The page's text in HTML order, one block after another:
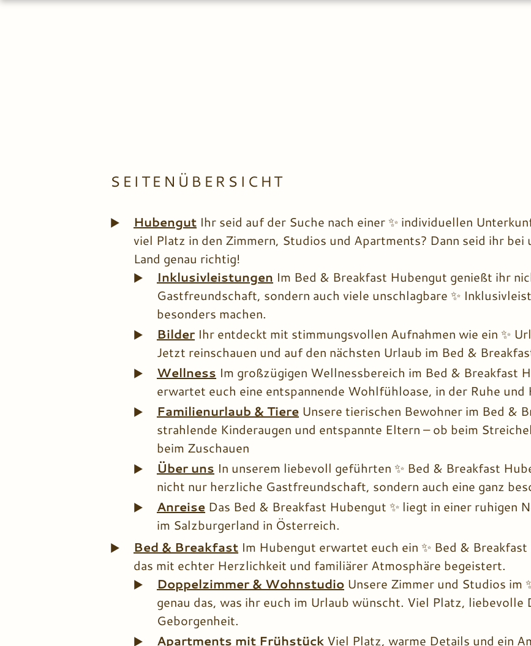
SEITENÜBERSICHT
Hubengut Ihr seid auf der Suche nach einer ✨ individuellen
viel Platz in den Zimmern, Studios und Apartments? Dann seid ihr bei
Land genau richtig!
Inklusivleistungen Im Bed & Breakfast Hubengut genießt ihr
Gastfreundschaft, sondern auch viele unschlagbare ✨
besonders machen.
Bilder Ihr entdeckt mit stimmungsvollen Aufnahmen wie ein ✨
Jetzt reinschauen und auf den nächsten Urlaub im Bed &
Wellness Im großzügigen Wellnessbereich im Bed & Breakfast
erwartet euch eine entspannende Wohlfühloase, in der Ruhe und
Familienurlaub & Tiere Unsere tierischen Bewohner im Bed &
strahlende Kinderaugen und entspannte Eltern – ob beim
beim Zuschauen
Über uns In unserem liebevoll geführten ✨ Bed & Breakfast
nicht nur herzliche Gastfreundschaft, sondern auch eine ganz
Anreise Das Bed & Breakfast Hubengut ✨ liegt in einer ruhigen
im Salzburgerland in Österreich.
Bed & Breakfast Im Hubengut erwartet euch ein ✨ Bed &
das mit echter Herzlichkeit und familiärer Atmosphäre begeistert.
Doppelzimmer & Wohnstudio Unsere Zimmer und Studios im
genau das, was ihr euch im Urlaub wünscht. Viel Platz, liebevolle
Geborgenheit.
Apartments mit Frühstück Viel Platz, warme Details und ein